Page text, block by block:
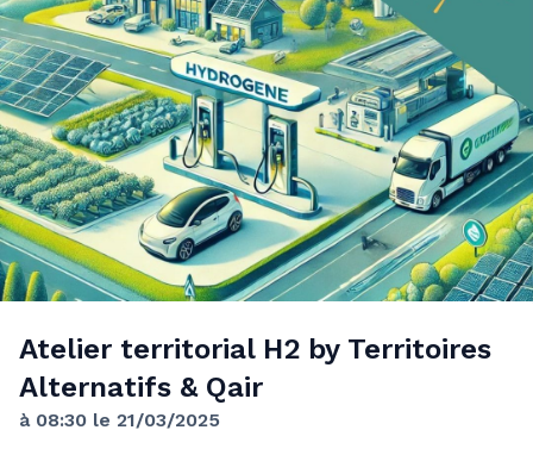
Atelier territorial H2 by Territoires
Alternatifs & Qair
à 08:30 le 21/03/2025